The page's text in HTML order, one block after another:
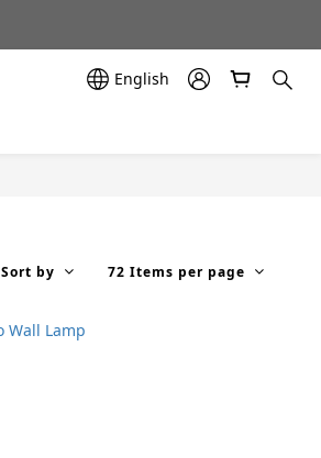
English
Sort by 72 Items per page